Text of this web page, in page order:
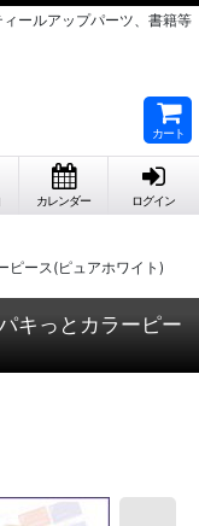
ールアップパーツ、書籍等
カート
カレンダー ログイン
ピース(ピュアホワイト)
キっとカラーピー